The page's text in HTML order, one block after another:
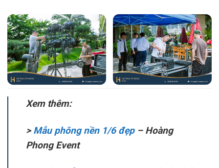
Xem thêm:
> Mẫu phông nền 1/6 đẹp– Hoàng
Phong Event